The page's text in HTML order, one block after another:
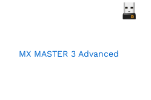
MX MASTER 3 Advanced